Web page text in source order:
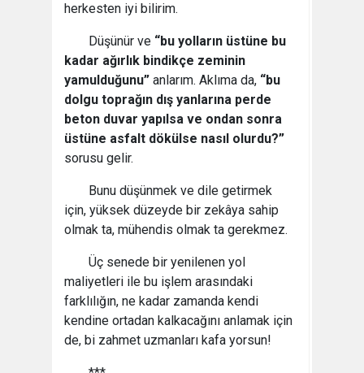
herkesten iyi bilirim.
Düşünür ve “bu yolların üstüne bu
kadar ağırlık bindikçe zeminin
yamulduğunu” anlarım. Aklıma da, “bu
dolgu toprağın dış yanlarına perde
beton duvar yapılsa ve ondan sonra
üstüne asfalt dökülse nasıl olurdu?”
sorusu gelir.
Bunu düşünmek ve dile getirmek
için, yüksek düzeyde bir zekâya sahip
olmak ta, mühendis olmak ta gerekmez.
Üç senede bir yenilenen yol
maliyetleri ile bu işlem arasındaki
farklılığın, ne kadar zamanda kendi
kendine ortadan kalkacağını anlamak için
de, bi zahmet uzmanları kafa yorsun!